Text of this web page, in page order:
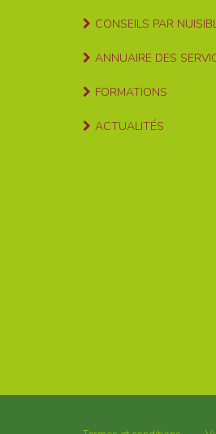
CONSEILS PAR
ANNUAIRE DES
FORMATIONS
ACTUALITÉS